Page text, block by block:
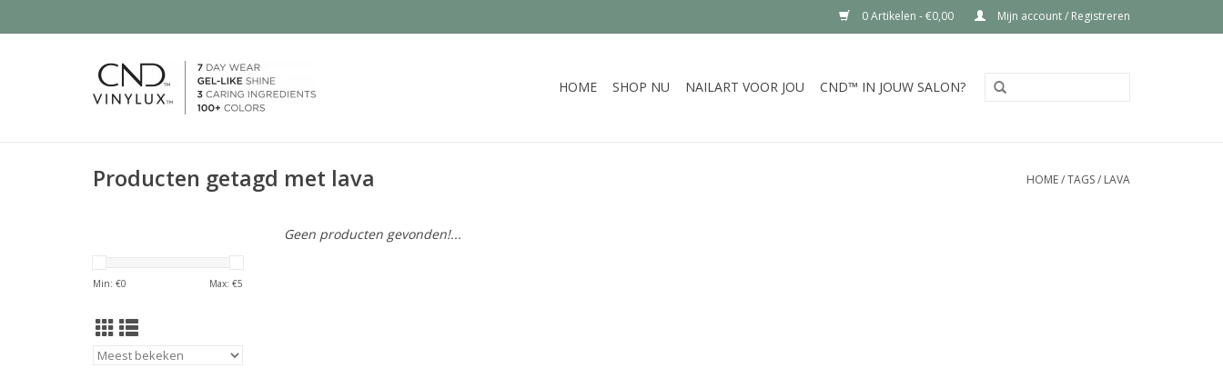
0 Artikelen - €0,00 Mijn account / Registreren
HOME SHOP NU NAILART VOOR JOU CND™ IN JOUW SALON?
Producten getagd met lava HOME/TAGS/ LAVA
Min: €0 Max: €5
Geen producten gevonden!...